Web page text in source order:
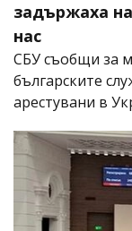
задържаха
нас
СБУ съобщи за
българските
арестувани в